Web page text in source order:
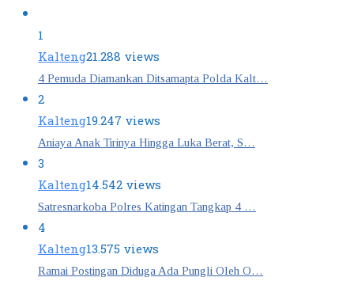
1
Kalteng21.288 views
4 Pemuda Diamankan Ditsamapta Polda Kalt…
2
Kalteng19.247 views
Aniaya Anak Tirinya Hingga Luka Berat, S…
3
Kalteng14.542 views
Satresnarkoba Polres Katingan Tangkap 4 …
4
Kalteng13.575 views
Ramai Postingan Diduga Ada Pungli Oleh O…